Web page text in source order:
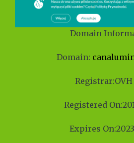
Domain
Domain:
Registrar:OVH
Registered
Expires